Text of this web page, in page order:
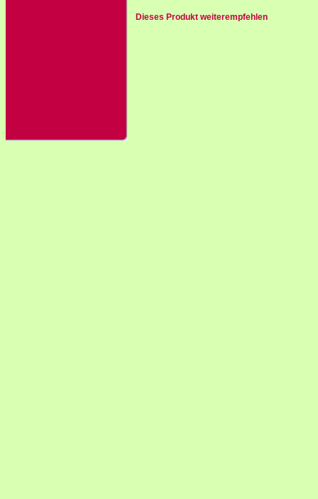
Dieses Produkt weiterempfehlen